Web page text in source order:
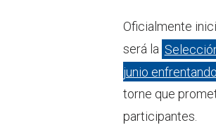
s
p
p
Oficialmente
será la
junio
torne que
participantes.